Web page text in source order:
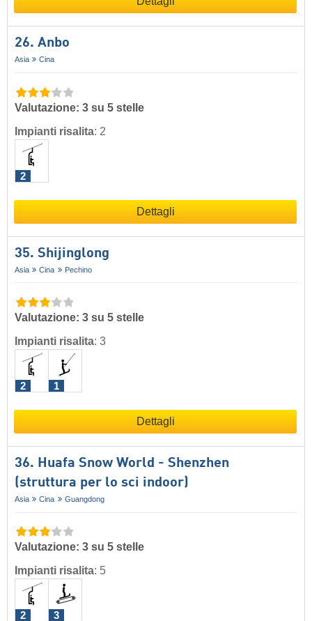
26. Anbo
Asia Cina
Valutazione: 3 su 5 stelle
Impianti risalita: 2
2
Dettagli
35. Shijinglong
Asia Cina Pechino
Valutazione: 3 su 5 stelle
Impianti risalita: 3
2 1
Dettagli
36. Huafa Snow World - Shenzhen
(struttura per lo sci indoor)
Asia Cina Guangdong
Valutazione: 3 su 5 stelle
Impianti risalita: 5
2 3